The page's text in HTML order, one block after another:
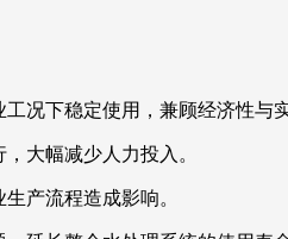
况下稳定使用，兼顾经济性与实
大幅减少人力投入。
产流程造成影响。